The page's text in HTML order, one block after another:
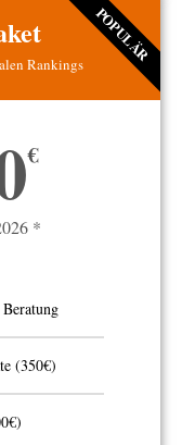
Rankings
€
*
(350€)
POPULÄR